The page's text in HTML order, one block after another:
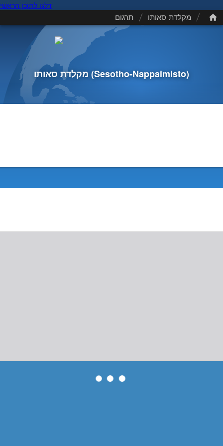
דלגו לתוכן הראשי
/ מקלדת סאותו / תרגום
מקלדת סאותו (Sesotho-Nappaimisto)